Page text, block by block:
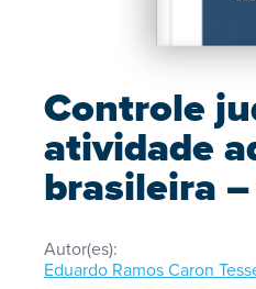
Controle
atividade
brasileira
Autor(es):
Eduardo Ramos Caron